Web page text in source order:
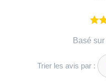
Basé
Trier les avis par :